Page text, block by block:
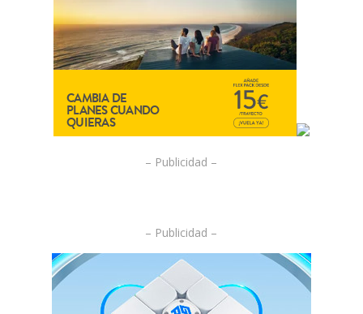
– Publicidad –
– Publicidad –